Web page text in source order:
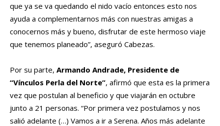
que ya se va quedando el nido vacío entonces esto nos
ayuda a complementarnos más con nuestras amigas a
conocernos más y bueno, disfrutar de este hermoso viaje
que tenemos planeado”, aseguró Cabezas.
Por su parte, Armando Andrade, Presidente de
“Vínculos Perla del Norte”, afirmó que esta es la primera
vez que postulan al beneficio y que viajarán en octubre
junto a 21 personas. “Por primera vez postulamos y nos
salió adelante (…) Vamos a ir a Serena. Años más adelante